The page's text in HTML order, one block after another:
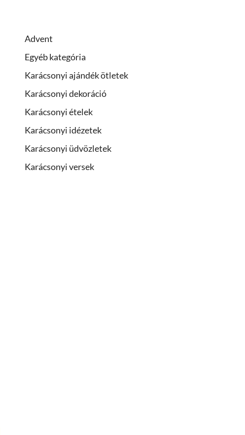
Advent
Egyéb kategória
Karácsonyi ajándék ötletek
Karácsonyi dekoráció
Karácsonyi ételek
Karácsonyi idézetek
Karácsonyi üdvözletek
Karácsonyi versek